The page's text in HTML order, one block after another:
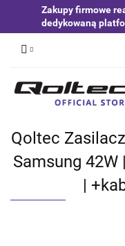
Zakupy firmowe
dedykowaną
Qoltec
Samsung 42W
|